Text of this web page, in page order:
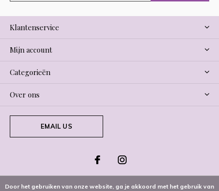
Klantenservice
Mijn account
Categorieën
Over ons
EMAIL US
Door het gebruiken van onze website, ga je akkoord met het gebruik van